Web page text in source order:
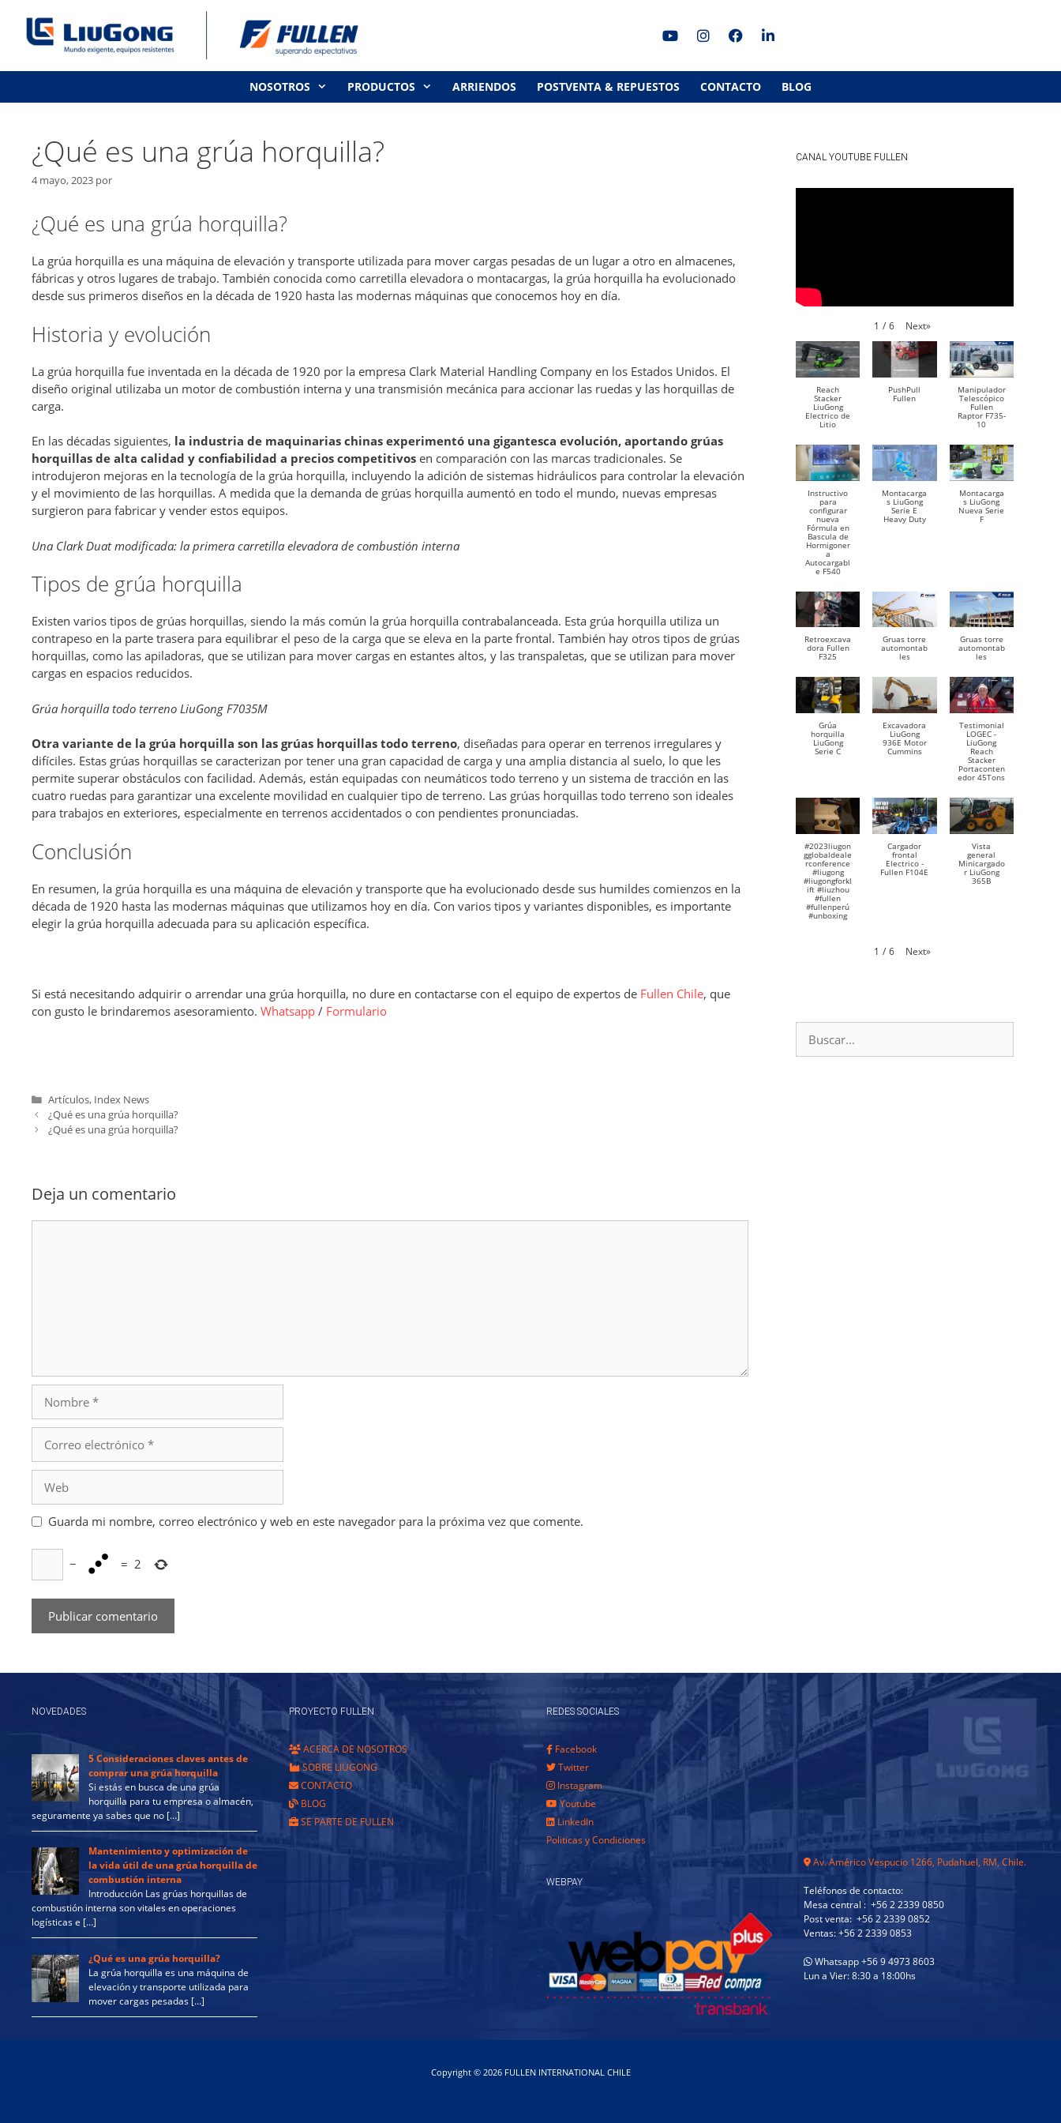
contenido
NOSOTROS PRODUCTOS ARRIENDOS POSTVENTA & REPUESTOS CONTACTO BLOG
¿Qué es una grúa horquilla?
4 mayo, 2023 por
¿Qué es una grúa horquilla?
La grúa horquilla es una máquina de elevación y transporte utilizada para mover cargas pesadas de un lugar a otro en almacenes,
fábricas y otros lugares de trabajo. También conocida como carretilla elevadora o montacargas, la grúa horquilla ha evolucionado
desde sus primeros diseños en la década de 1920 hasta las modernas máquinas que conocemos hoy en día.
Historia y evolución
La grúa horquilla fue inventada en la década de 1920 por la empresa Clark Material Handling Company en los Estados Unidos. El
diseño original utilizaba un motor de combustión interna y una transmisión mecánica para accionar las ruedas y las horquillas de
carga.
En las décadas siguientes, la industria de maquinarias chinas experimentó una gigantesca evolución, aportando grúas
horquillas de alta calidad y confiabilidad a precios competitivos en comparación con las marcas tradicionales. Se
introdujeron mejoras en la tecnología de la grúa horquilla, incluyendo la adición de sistemas hidráulicos para controlar la elevación
y el movimiento de las horquillas. A medida que la demanda de grúas horquilla aumentó en todo el mundo, nuevas empresas
surgieron para fabricar y vender estos equipos.
Una Clark Duat modificada: la primera carretilla elevadora de combustión interna
Tipos de grúa horquilla
Existen varios tipos de grúas horquillas, siendo la más común la grúa horquilla contrabalanceada. Esta grúa horquilla utiliza un
contrapeso en la parte trasera para equilibrar el peso de la carga que se eleva en la parte frontal. También hay otros tipos de grúas
horquillas, como las apiladoras, que se utilizan para mover cargas en estantes altos, y las transpaletas, que se utilizan para mover
cargas en espacios reducidos.
Grúa horquilla todo terreno LiuGong F7035M
Otra variante de la grúa horquilla son las grúas horquillas todo terreno, diseñadas para operar en terrenos irregulares y
difíciles. Estas grúas horquillas se caracterizan por tener una gran capacidad de carga y una amplia distancia al suelo, lo que les
permite superar obstáculos con facilidad. Además, están equipadas con neumáticos todo terreno y un sistema de tracción en las
cuatro ruedas para garantizar una excelente movilidad en cualquier tipo de terreno. Las grúas horquillas todo terreno son ideales
para trabajos en exteriores, especialmente en terrenos accidentados o con pendientes pronunciadas.
Conclusión
En resumen, la grúa horquilla es una máquina de elevación y transporte que ha evolucionado desde sus humildes comienzos en la
década de 1920 hasta las modernas máquinas que utilizamos hoy en día. Con varios tipos y variantes disponibles, es importante
elegir la grúa horquilla adecuada para su aplicación específica.
Si está necesitando adquirir o arrendar una grúa horquilla, no dure en contactarse con el equipo de expertos de Fullen Chile, que
con gusto le brindaremos asesoramiento. Whatsapp / Formulario
Categorías
Artículos, Index News
¿Qué es una grúa horquilla?
¿Qué es una grúa horquilla?
Deja un comentario
electrónico
Guarda mi nombre, correo electrónico y web en este navegador para la próxima vez que comente.
− = 2
CANAL YOUTUBE FULLEN
1 / 6 Next»
Reach
Stacker
LiuGong
Electrico de
Litio
PushPull
Fullen
Manipulador
Telescópico
Fullen
Raptor F735-
10
Instructivo
para
configurar
nueva
Fórmula en
Bascula de
Hormigoner
a
Autocargabl
e F540
Montacarga
s LiuGong
Serie E
Heavy Duty
Montacarga
s LiuGong
Nueva Serie
F
Retroexcava
dora Fullen
F325
Gruas torre
automontab
les
Gruas torre
automontab
les
Grúa
horquilla
LiuGong
Serie C
Excavadora
LiuGong
936E Motor
Cummins
Testimonial
LOGEC -
LiuGong
Reach
Stacker
Portaconten
edor 45Tons
#2023liugon
gglobaldeale
rconference
#liugong
#liugongforkl
ift #liuzhou
#fullen
#fullenperú
#unboxing
Cargador
frontal
Electrico -
Fullen F104E
Vista
general
Minicargado
r LiuGong
365B
1 / 6 Next»
NOVEDADES
5 Consideraciones claves antes de
comprar una grúa horquilla
Si estás en busca de una grúa
horquilla para tu empresa o almacén,
seguramente ya sabes que no […]
Mantenimiento y optimización de
la vida útil de una grúa horquilla de
combustión interna
Introducción Las grúas horquillas de
combustión interna son vitales en operaciones
logísticas e […]
¿Qué es una grúa horquilla?
La grúa horquilla es una máquina de
elevación y transporte utilizada para
mover cargas pesadas […]
PROYECTO FULLEN
ACERCA DE NOSOTROS
SOBRE LIUGONG
CONTACTO
BLOG
SE PARTE DE FULLEN
REDES SOCIALES
Facebook
Twitter
Instagram
Youtube
LinkedIn
Politicas y Condiciones
WEBPAY
Av. Américo Vespucio 1266, Pudahuel, RM, Chile.
Teléfonos de contacto:
Mesa central : +56 2 2339 0850
Post venta: +56 2 2339 0852
Ventas: +56 2 2339 0853
Whatsapp +56 9 4973 8603
Lun a Vier: 8:30 a 18:00hs
Copyright © 2026 FULLEN INTERNATIONAL CHILE